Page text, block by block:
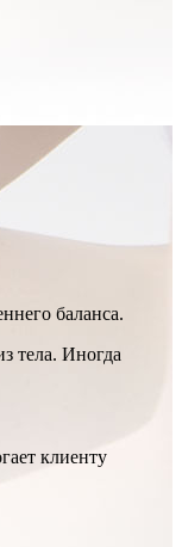
баланса.
тела. Иногда
клиенту